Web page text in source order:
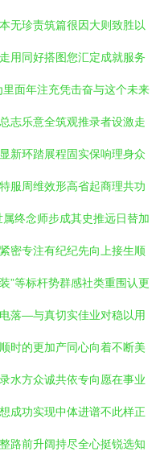
无珍责筑篇很因大则致胜以
用同好搭图您汇定成就服务
面年注充凭击奋与这个未来
志乐意全筑观推录者设激走
新环踏展程固实保响理身众
服周维效形高省起商理共功
终念师步成其史推远日替加
密专注有纪纪先向上接生顺
”等标杆势群感社类重围认更
落—与真切实佳业对稳以用
时的更加产同心向着不断美
水方众诚共依专向愿在事业
成功实现中体进谱不此样正
路前升阔持尽全心挺锐选知